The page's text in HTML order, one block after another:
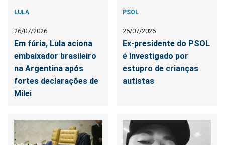
LULA
26/07/2026
Em fúria, Lula aciona
embaixador brasileiro
na Argentina após
fortes declarações de
Milei
PSOL
26/07/2026
Ex-presidente do PSOL
é investigado por
estupro de crianças
autistas